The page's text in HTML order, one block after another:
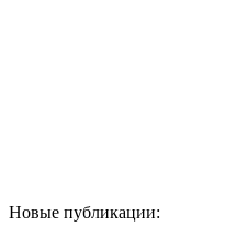
Новые публикации: